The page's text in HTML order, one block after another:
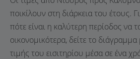
ποικίλουν στη διάρκεια του έτους.
πότε είναι η καλύτερη περίοδος να
οικονομικότερα, δείτε το διάγραμμα
τιμής του εισιτηρίου μέσα σε ένα